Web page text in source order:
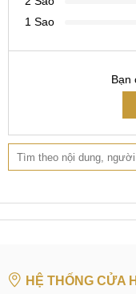
Uy tín để tiến hành
Thay mic
Thay
Điện thoại di động là
trò chuyện từ xa trở
ảnh hưởng trực tiếp
1 Sao
Bạn
HỆ THỐNG CỬA